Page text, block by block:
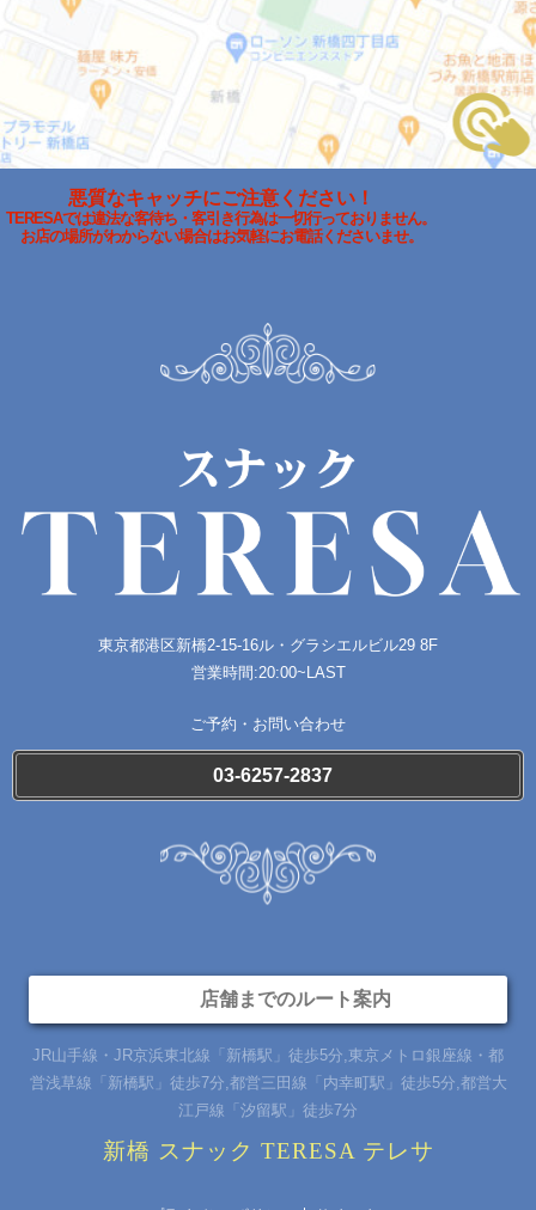
悪質なキャッチにご注意ください！
TERESAでは違法な客待ち・客引き行為は一切行っておりません。
お店の場所がわからない場合はお気軽にお電話くださいませ。
東京都港区新橋2-15-16ル・​グラシエルビル29 8F
営業時間:20:00~LAST
ご予約・お問い合わせ
03-6257-2837
店舗までのルート案内
JR山手線・JR京浜東北線「新橋駅」徒歩5分,東京メトロ銀座線・都
営浅草線「新橋駅」徒歩7分,都営三田線「内幸町駅」徒歩5分,都営大
江戸線「汐留駅」徒歩7分
新橋 スナック TERESA テレサ